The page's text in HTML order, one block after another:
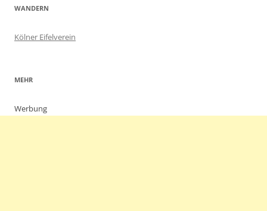
WANDERN
Kölner Eifelverein
MEHR
Werbung